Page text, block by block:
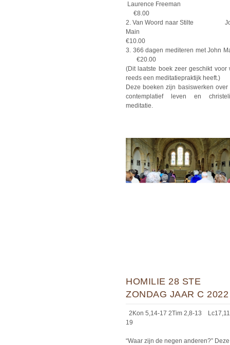
Laurence
€8.00
2. Van Woord naar Stilte
€10.00
3. 366 dagen mediteren met John
€20.00
(Dit laatste boek zeer geschikt voor
reeds een meditatiepraktijk heeft.)
Deze boeken zijn basiswerken over
contemplatief leven en
meditatie.
HOMILIE 28 STE
ZONDAG JAAR C 2022
2Kon 5,14-17 2Tim 2,8-13
19
“Waar zijn de negen anderen?” Deze